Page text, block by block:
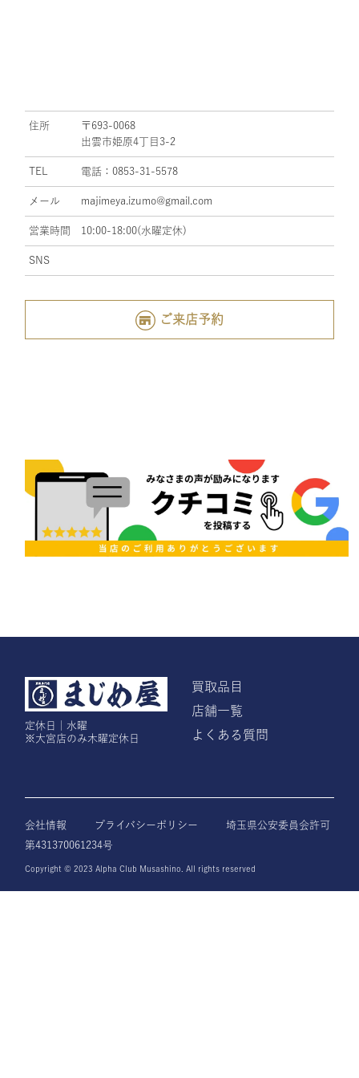
住所
〒693-0068
出雲市姫原4丁目3-2
TEL 電話：0853-31-5578
メール majimeya.izumo@gmail.com
営業時間 10:00-18:00(水曜定休)
SNS
ご来店予約
定休日｜水曜
※大宮店のみ木曜定休日
買取品目
店舗一覧
よくある質問
会社情報 プライバシーポリシー
埼玉県公安委員会許可
第431370061234号
Copyright © 2023 Alpha Club Musashino. All rights reserved